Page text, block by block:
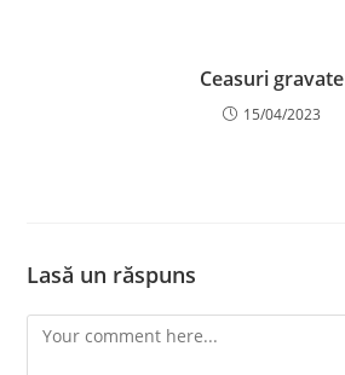
Ceasuri gravate
15/04/2023
Lasă un răspuns
Comment